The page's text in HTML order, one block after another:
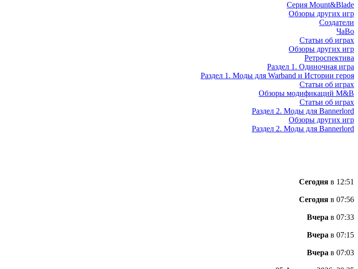
Серия Mount&Blade
Обзоры других игр
Создатели
ЧаВо
Статьи об играх
Обзоры других игр
Ретроспектива
Раздел 1. Одиночная игра
Раздел 1. Моды для Warband и Истории героя
Статьи об играх
Обзоры модификаций M&B
Статьи об играх
Раздел 2. Моды для Bannerlord
Обзоры других игр
Раздел 2. Моды для Bannerlord
Сегодня в 12:51
Сегодня в 07:56
Вчера в 07:33
Вчера в 07:15
Вчера в 07:03